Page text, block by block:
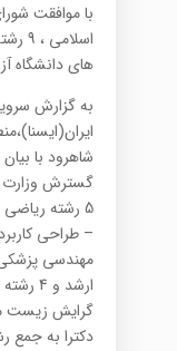
با موافقت
های دانشگاه
به گزارش
شاهرود با
گسترش وزارت
5 رشته‌
– طراحی
مهندسی
ارشد
گرایش زیست
دکترا به جمع